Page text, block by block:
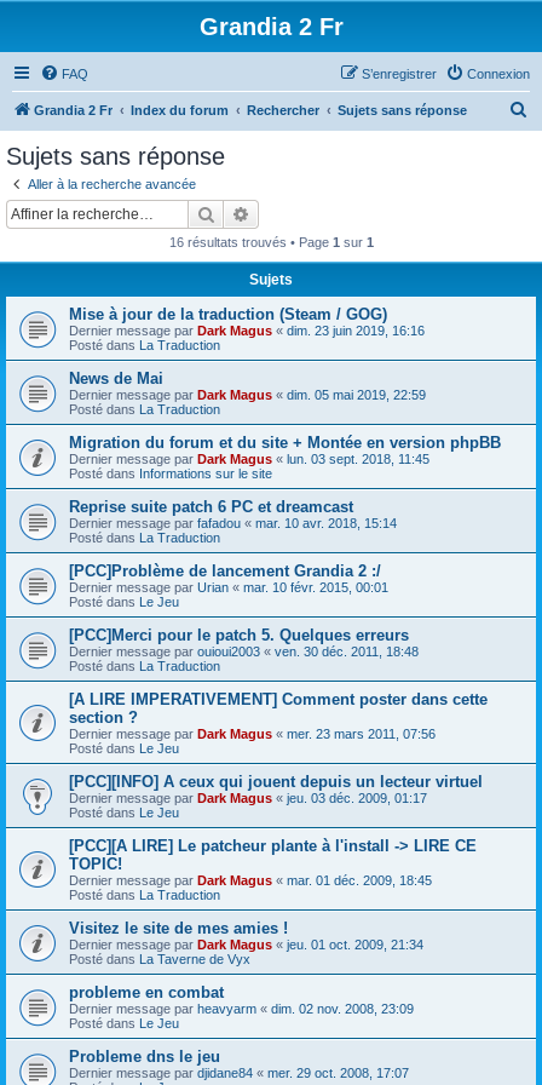
Grandia 2 Fr
FAQ Connexion
S’enregistrer
Grandia 2 Fr Index du forum Rechercher Sujets sans réponse
Sujets sans réponse
Aller à la recherche avancée
Rechercher
16 résultats trouvés • Page 1 sur 1
Sujets
Mise à jour de la traduction (Steam / GOG)
Dernier message par Dark Magus « dim. 23 juin 2019, 16:16
Posté dans La Traduction
News de Mai
Dernier message par Dark Magus « dim. 05 mai 2019, 22:59
Posté dans La Traduction
Migration du forum et du site + Montée en version phpBB
Dernier message par Dark Magus « lun. 03 sept. 2018, 11:45
Posté dans Informations sur le site
Reprise suite patch 6 PC et dreamcast
Dernier message par fafadou « mar. 10 avr. 2018, 15:14
Posté dans La Traduction
[PCC]Problème de lancement Grandia 2 :/
Dernier message par Urian « mar. 10 févr. 2015, 00:01
Posté dans Le Jeu
[PCC]Merci pour le patch 5. Quelques erreurs
Dernier message par ouioui2003 « ven. 30 déc. 2011, 18:48
Posté dans La Traduction
[A LIRE IMPERATIVEMENT] Comment poster dans cette
section ?
Dernier message par Dark Magus « mer. 23 mars 2011, 07:56
Posté dans Le Jeu
[PCC][INFO] A ceux qui jouent depuis un lecteur virtuel
Dernier message par Dark Magus « jeu. 03 déc. 2009, 01:17
Posté dans Le Jeu
[PCC][A LIRE] Le patcheur plante à l'install -> LIRE CE
TOPIC!
Dernier message par Dark Magus « mar. 01 déc. 2009, 18:45
Posté dans La Traduction
Visitez le site de mes amies !
Dernier message par Dark Magus « jeu. 01 oct. 2009, 21:34
Posté dans La Taverne de Vyx
probleme en combat
Dernier message par heavyarm « dim. 02 nov. 2008, 23:09
Posté dans Le Jeu
Probleme dns le jeu
Dernier message par djidane84 « mer. 29 oct. 2008, 17:07